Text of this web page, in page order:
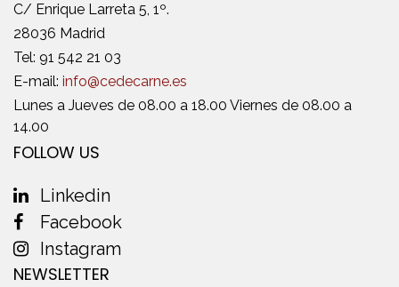
C/ Enrique Larreta 5, 1º.
28036 Madrid
Tel: 91 542 21 03
E-mail: info@cedecarne.es
Lunes a Jueves de 08.00 a 18.00 Viernes de 08.00 a
14.00
FOLLOW US
Linkedin
Facebook
Instagram
NEWSLETTER